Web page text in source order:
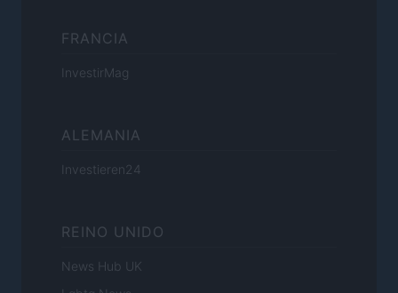
FRANCIA
InvestirMag
ALEMANIA
Investieren24
REINO UNIDO
News Hub UK